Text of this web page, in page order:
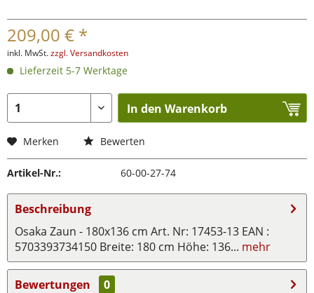
209,00 € *
inkl. MwSt.zzgl. Versandkosten
Lieferzeit 5-7 Werktage
In den Warenkorb
Merken Bewerten
Artikel-Nr.: 60-00-27-74
Beschreibung
Osaka Zaun - 180x136 cm Art. Nr: 17453-13 EAN :
5703393734150 Breite: 180 cm Höhe: 136... mehr
Bewertungen
0